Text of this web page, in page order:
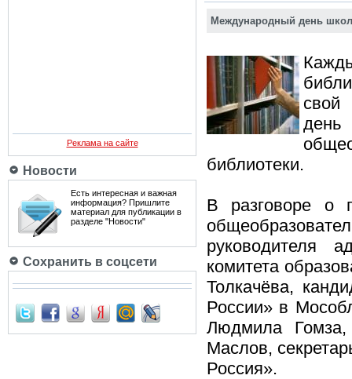
Реклама на сайте
Новости
Есть интересная и важная
информация? Пришлите
материал для публикации в
разделе "Новости"
Сохранить в соцсети
Международный день
свой
библиотеки.
В разговоре о
руководителя
комитета
Толкачёва,
России» в
Людмила
Маслов,
Россия».